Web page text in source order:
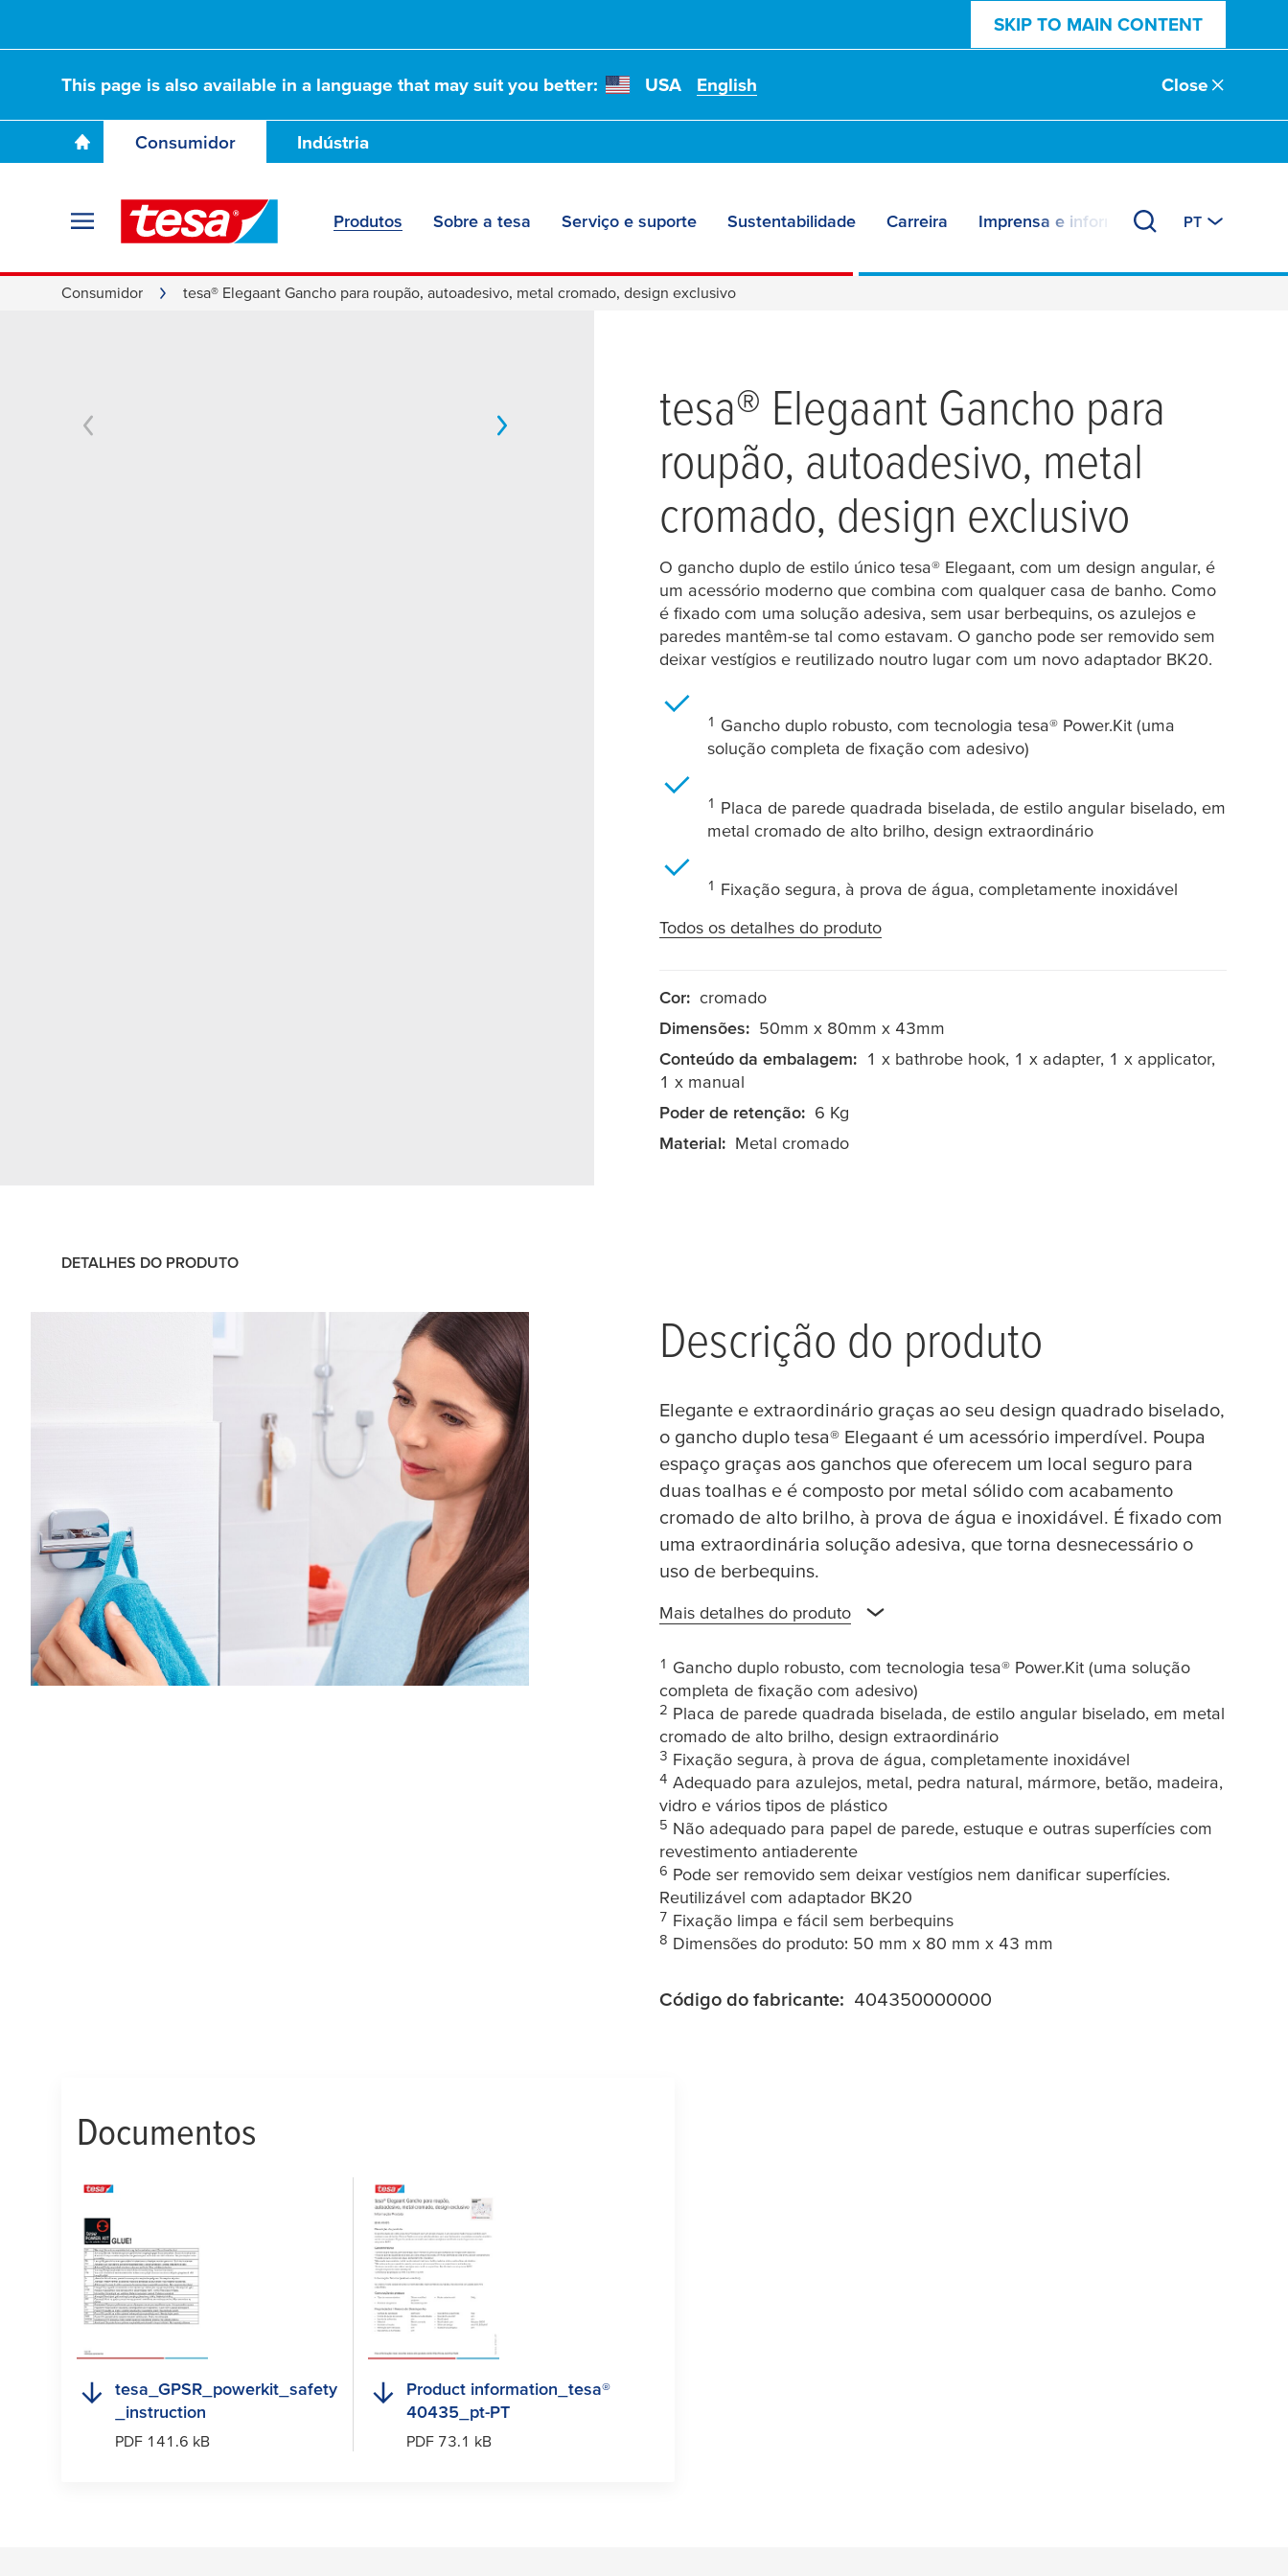
SKIP TO MAIN CONTENT
This page is also available in a language that may suit you better: USA English Close
Consumidor Indústria
Produtos Sobre a tesa Serviço e suporte Sustentabilidade Carreira Imprensa e informações PT
Consumidor tesa® Elegaant Gancho para roupão, autoadesivo, metal cromado, design exclusivo
tesa® Elegaant Gancho para
roupão, autoadesivo, metal
cromado, design exclusivo
O gancho duplo de estilo único tesa® Elegaant, com um design angular, é
um acessório moderno que combina com qualquer casa de banho. Como
é fixado com uma solução adesiva, sem usar berbequins, os azulejos e
paredes mantêm-se tal como estavam. O gancho pode ser removido sem
deixar vestígios e reutilizado noutro lugar com um novo adaptador BK20.
1 Gancho duplo robusto, com tecnologiatesa® Power.Kit (uma
solução completa de fixação com adesivo)
1 Placa de parede quadrada biselada, de estilo angular biselado, em
metal cromado de alto brilho, design extraordinário
1 Fixação segura, à prova de água, completamente inoxidável
Todos os detalhes do produto
Cor: cromado
Dimensões: 50mm x 80mm x 43mm
Conteúdo da embalagem: 1 x bathrobe hook, 1 x adapter, 1 x applicator,
1 x manual
Poder de retenção: 6 Kg
Material: Metal cromado
DETALHES DO PRODUTO
Descrição do produto
Elegante e extraordinário graças ao seu design quadrado biselado,
o gancho duplo tesa® Elegaant é um acessório imperdível. Poupa
espaço graças aos ganchos que oferecem um local seguro para
duas toalhas e é composto por metal sólido com acabamento
cromado de alto brilho, à prova de água e inoxidável. É fixado com
uma extraordinária solução adesiva, que torna desnecessário o
uso de berbequins.
Mais detalhes do produto
1 Gancho duplo robusto, com tecnologia tesa® Power.Kit (uma solução
completa de fixação com adesivo)
2 Placa de parede quadrada biselada, de estilo angular biselado, em metal
cromado de alto brilho, design extraordinário
3 Fixação segura, à prova de água, completamente inoxidável
4 Adequado para azulejos, metal, pedra natural, mármore, betão, madeira,
vidro e vários tipos de plástico
5 Não adequado para papel de parede, estuque e outras superfícies com
revestimento antiaderente
6 Pode ser removido sem deixar vestígios nem danificar superfícies.
Reutilizável com adaptador BK20
7 Fixação limpa e fácil sem berbequins
8 Dimensões do produto: 50 mm x 80 mm x 43 mm
Código do fabricante: 404350000000
Documentos
tesa _GPSR_powerkit_safety
_instruction
PDF 141.6 kB
Product information_ tesa®
40435_pt-PT
PDF 73.1 kB